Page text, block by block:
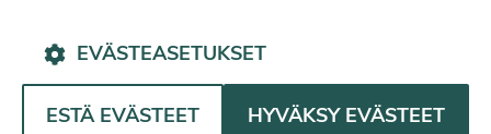
Psykologiliitto Facebookissa
Psykologiliitto Instagramissa
Psykologiliitto LinkedInissä
Psykologiliitto
EVÄSTEASETUKSET
ESTÄ EVÄSTEET HYVÄKSY EVÄSTEET